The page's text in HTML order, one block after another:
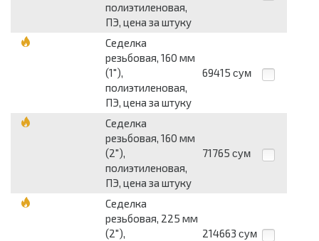
полиэтиленовая,
ПЭ, цена за штуку
Седелка
резьбовая, 160 мм
(1"),
полиэтиленовая,
ПЭ, цена за штуку
69415 сум
Седелка
резьбовая, 160 мм
(2"),
полиэтиленовая,
ПЭ, цена за штуку
71765 сум
Седелка
резьбовая, 225 мм
(2"),
214663 сум